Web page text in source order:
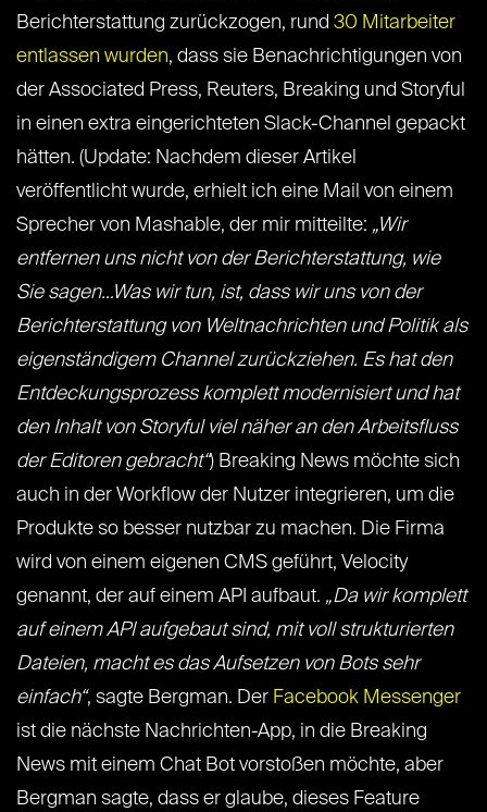
Berichterstattung zurückzogen, rund 30 Mitarbeiter
entlassen wurden, dass sie Benachrichtigungen von
der Associated Press, Reuters, Breaking und Storyful
in einen extra eingerichteten Slack-Channel gepackt
hätten. (Update: Nachdem dieser Artikel
veröffentlicht wurde, erhielt ich eine Mail von einem
Sprecher von Mashable, der mir mitteilte: „Wir
entfernen uns nicht von der Berichterstattung, wie
Sie sagen…Was wir tun, ist, dass wir uns von der
Berichterstattung von Weltnachrichten und Politik als
eigenständigem Channel zurückziehen. Es hat den
Entdeckungsprozess komplett modernisiert und hat
den Inhalt von Storyful viel näher an den Arbeitsfluss
der Editoren gebracht“) Breaking News möchte sich
auch in der Workflow der Nutzer integrieren, um die
Produkte so besser nutzbar zu machen. Die Firma
wird von einem eigenen CMS geführt, Velocity
genannt, der auf einem API aufbaut. „Da wir komplett
auf einem API aufgebaut sind, mit voll strukturierten
Dateien, macht es das Aufsetzen von Bots sehr
einfach“, sagte Bergman. Der Facebook Messenger
ist die nächste Nachrichten-App, in die Breaking
News mit einem Chat Bot vorstoßen möchte, aber
Bergman sagte, dass er glaube, dieses Feature